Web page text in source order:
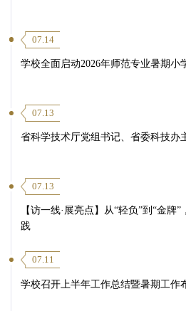
07.14
学校全面启动2026年师范专业暑期小
07.13
省科学技术厅党组书记、省委科技办
07.13
【访一线·展亮点】从“轻负”到“金牌
践
07.11
学校召开上半年工作总结暨暑期工作